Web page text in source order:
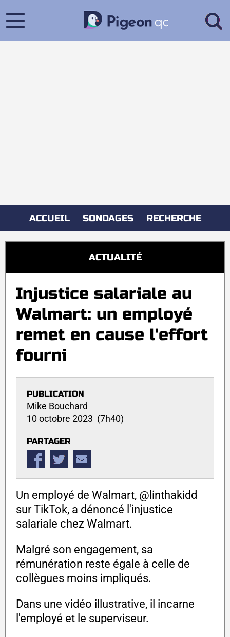
ACCUEIL SONDAGES RECHERCHE
ACTUALITÉ
Injustice salariale au
Walmart: un employé
remet en cause l'effort
fourni
PUBLICATION
Mike Bouchard
10 octobre 2023 (7h40)
PARTAGER
Un employé de Walmart, @linthakidd
sur TikTok, a dénoncé l'injustice
salariale chez Walmart.
Malgré son engagement, sa
rémunération reste égale à celle de
collègues moins impliqués.
Dans une vidéo illustrative, il incarne
l'employé et le superviseur.